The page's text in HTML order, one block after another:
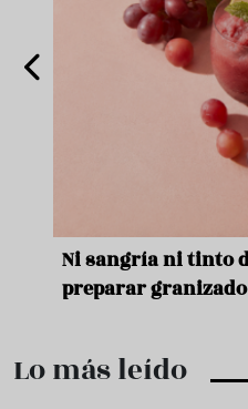
Ni sangría ni tinto
preparar
Lo más leído